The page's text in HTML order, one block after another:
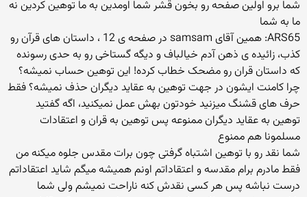
شما برو اولین صفحه رو بخون قشر شما اومدین به ما توهین كردین نه
ما به شما
ARS65: همین آقای samsam در صفحه ی 12 ، داستان های قرآن رو
کذب، زائیده ی ذهن آدم خیالباف و دیگه گستاخی رو به حدی رسونده
که داستان قران رو مضحک خطاب کرده! این توهین حساب نمیشه؟
چرا کامنت ایشون در جهت توهین به عقاید دیگران حذف نمیشه؟ فقط
حرف های قشنگ میزنید خودتون بهش عمل نمیکنید، اگه گفتید
توهین به عقاید دیگران ممنوعه پس توهین به قران و اعتقادات
مسلمونا هم ممنوع
شما نقد رو با توهین اشتباه گرفتی چون برات مقدس جلوه میكنه من
فقط مادرم برام مقدسه و اعتقاداتم اونم همیشه میگم شاید اعتقاداتم
درست نباشه پس هر كسی نقدش كنه ناراحت نمیشم ولی شما